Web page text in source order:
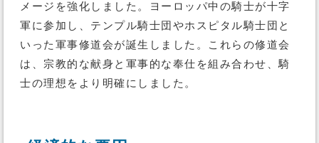
メージを強化しました。ヨーロッパ中の騎士が十字
軍に参加し、テンプル騎士団やホスピタル騎士団と
いった軍事修道会が誕生しました。これらの修道会
は、宗教的な献身と軍事的な奉仕を組み合わせ、騎
士の理想をより明確にしました。